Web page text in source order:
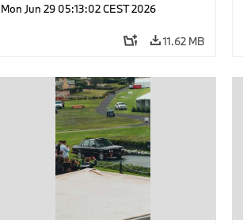
Mon Jun 29 05:13:02 CEST 2026
11.62 MB